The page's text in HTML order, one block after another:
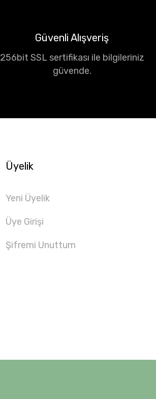
Güvenli Alışveriş
256bit SSL sertifikası ile bilgileriniz
güvende.
Üyelik
Yeni Üyelik
Üye Girişi
Şifremi Unuttum